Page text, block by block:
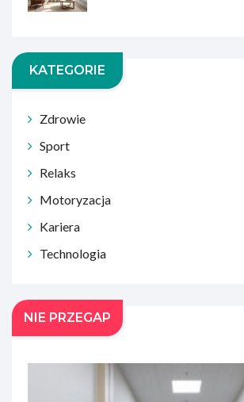
KATEGORIE
Zdrowie
Sport
Relaks
Motoryzacja
Kariera
Technologia
NIE PRZEGAP